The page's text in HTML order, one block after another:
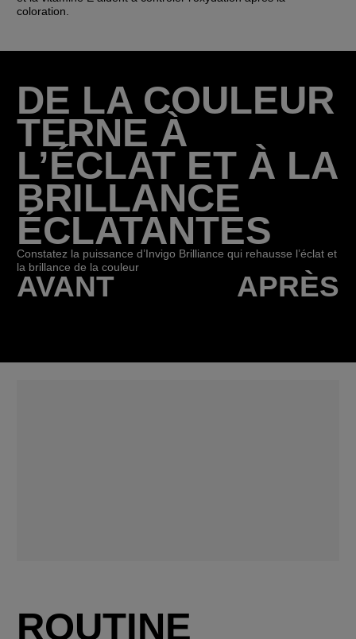
coloration.
DE LA COULEUR
TERNE À
L’ÉCLAT ET À LA
BRILLANCE
ÉCLATANTES
Constatez la puissance d’Invigo Brilliance qui rehausse l’éclat et
la brillance de la couleur
AVANT APRÈS
ROUTINE